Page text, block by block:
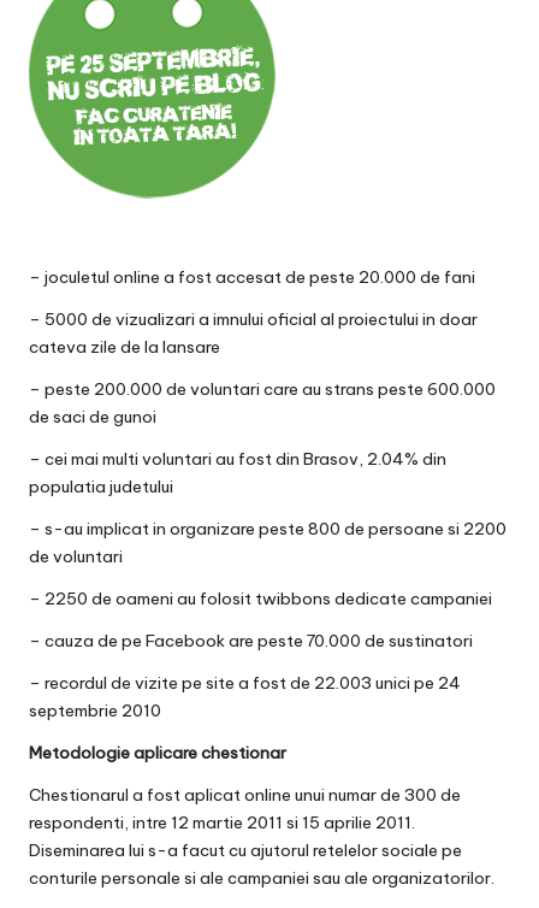
– joculetul online a fost accesat de peste 20.000 de fani
– 5000 de vizualizari a imnului oficial al proiectului in doar
cateva zile de la lansare
– peste 200.000 de voluntari care au strans peste 600.000
de saci de gunoi
– cei mai multi voluntari au fost din Brasov, 2.04% din
populatia judetului
– s-au implicat in organizare peste 800 de persoane si 2200
de voluntari
– 2250 de oameni au folosit twibbons dedicate campaniei
– cauza de pe Facebook are peste 70.000 de sustinatori
– recordul de vizite pe site a fost de 22.003 unici pe 24
septembrie 2010
Metodologie aplicare chestionar
Chestionarul a fost aplicat online unui numar de 300 de
respondenti, intre 12 martie 2011 si 15 aprilie 2011.
Diseminarea lui s-a facut cu ajutorul retelelor sociale pe
conturile personale si ale campaniei sau ale organizatorilor.